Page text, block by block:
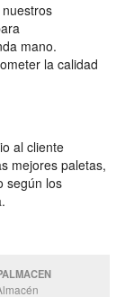
mano.
la calidad
al cliente
mejores paletas,
según los